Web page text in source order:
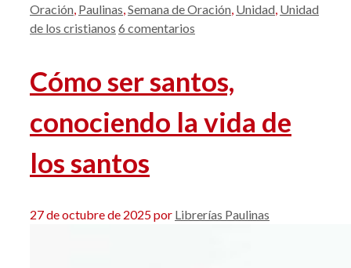
Oración Paulinas Semana de Oración Unidad Unidad
de los cristianos 6 comentarios
Cómo ser santos,
conociendo la vida de
los santos
27 de octubre de 2025por Librerías Paulinas